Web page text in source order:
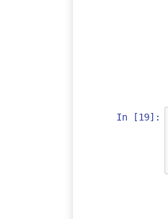
In [19]: